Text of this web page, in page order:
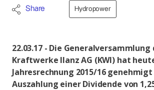
Share Hydropower
22.03.17 - Die Generalversammlung
Kraftwerke Ilanz AG (KWI) hat
Jahresrechnung 2015/16
Auszahlung einer Dividende von